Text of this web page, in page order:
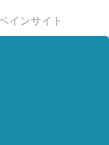
インサイト